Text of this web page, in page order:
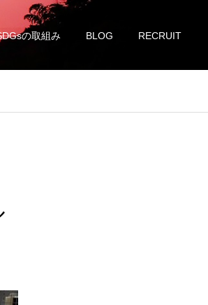
の取組み BLOG RECRUIT